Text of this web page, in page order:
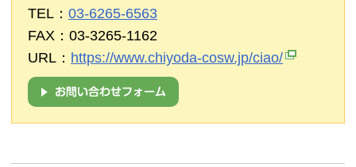
TEL： 03-6265-6563
FAX：03-3265-1162
URL： https://www.chiyoda-cosw.jp/ciao/